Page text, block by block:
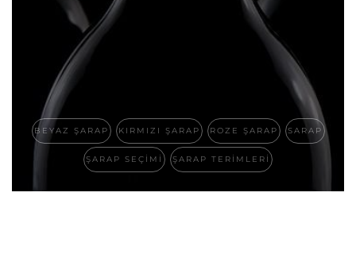
BEYAZ ŞARAP KIRMIZI ŞARAP ROZE ŞARAP SARAP
ŞARAP SEÇIMI ŞARAP TERIMLERI